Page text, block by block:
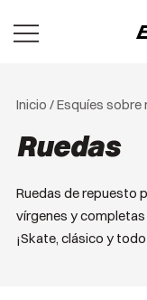
Inicio /Esquíes sobre
Ruedas
Ruedas de repuesto
vírgenes y
¡Skate, clásico y